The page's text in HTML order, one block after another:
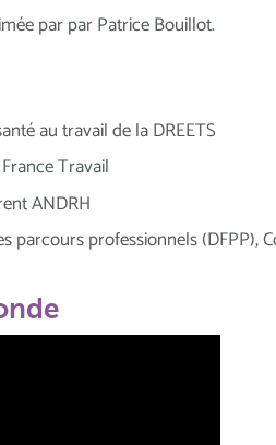
parpar Patrice Bouillot.
au travail de la DREETS
Travail
ANDRH
parcours professionnels (DFPP),